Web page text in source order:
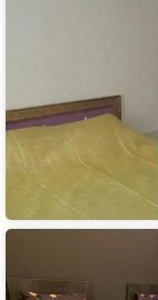
Гостиница
PLAZA+